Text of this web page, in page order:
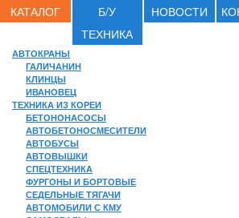
КАТАЛОГ
Б/У
ТЕХНИКА
НОВОСТИ
АВТОКРАНЫ
ГАЛИЧАНИН
КЛИНЦЫ
ИВАНОВЕЦ
ТЕХНИКА ИЗ КОРЕИ
БЕТОНОНАСОСЫ
АВТОБЕТОНОСМЕСИТЕЛИ
АВТОБУСЫ
АВТОВЫШКИ
СПЕЦТЕХНИКА
ФУРГОНЫ И БОРТОВЫЕ
СЕДЕЛЬНЫЕ ТЯГАЧИ
АВТОМОБИЛИ С КМУ